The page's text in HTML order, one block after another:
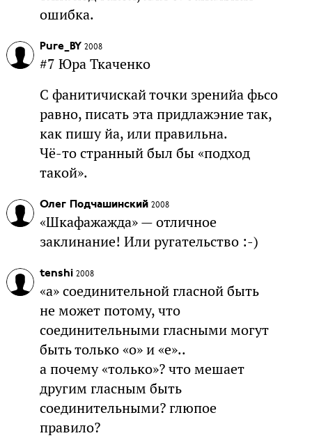
ошибка.
Pure_BY 2008
#7 Юра Ткаченко
С фанитичискай точки зренийа фьсо
равно, писать эта придлажэние так,
как пишу йа, или правильна.
Чё-то странный был бы «подход
такой».
Олег Подчашинский 2008
«Шкафажажда» — отличное
заклинание! Или ругательство :-)
tenshi 2008
«а» соединительной гласной быть
не может потому, что
соединительными гласными могут
быть только «о» и «е»..
а почему «только»? что мешает
другим гласным быть
соединительными? глюпое
правило?